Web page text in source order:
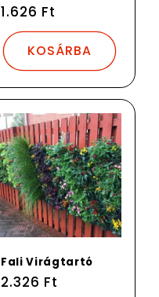
Normál
ár
1.626 Ft
KOSÁRBA
Fali Virágtartó
Normál
2.326 Ft